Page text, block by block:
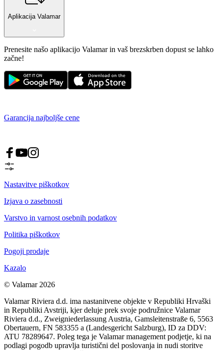
Aplikacija Valamar
Prenesite našo aplikacijo Valamar in vaš brezskrben dopust se lahko
začne!
Garancija najboljše cene
Nastavitve piškotkov
Izjava o zasebnosti
Varstvo in varnost osebnih podatkov
Politika piškotkov
Pogoji prodaje
Kazalo
© Valamar 2026
Valamar Riviera d.d. ima nastanitvene objekte v Republiki Hrvaški
in Republiki Avstriji, kjer deluje prek svoje podružnice Valamar
Riviera d.d., Zweigniederlassung Austria, Gamsleitenstraße 6, 5563
Obertauern, FN 583355 a (Landesgericht Salzburg), ID za DDV:
ATU 78289647. Poleg tega je Valamar management podjetje, ki na
podlagi pogodb upravlja turistični del poslovanja in nudi storitve